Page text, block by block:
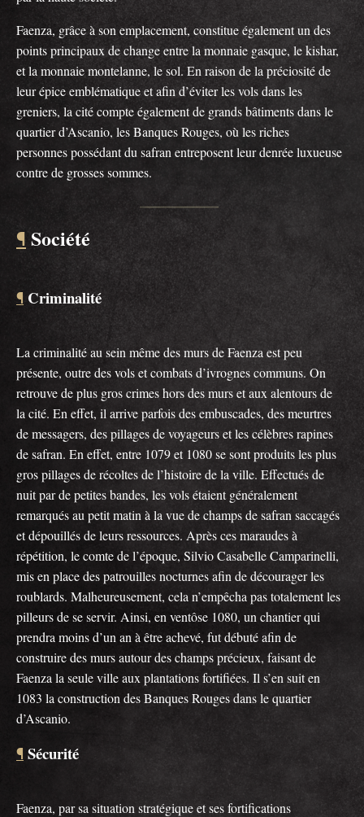
Faenza, grâce à son emplacement, constitue également un des
points principaux de change entre la monnaie gasque, le kishar,
et la monnaie montelanne, le sol. En raison de la préciosité de
leur épice emblématique et afin d’éviter les vols dans les
greniers, la cité compte également de grands bâtiments dans le
quartier d’Ascanio, les Banques Rouges, où les riches
personnes possédant du safran entreposent leur denrée luxueuse
contre de grosses sommes.
¶ Société
¶ Criminalité
La criminalité au sein même des murs de Faenza est peu
présente, outre des vols et combats d’ivrognes communs. On
retrouve de plus gros crimes hors des murs et aux alentours de
la cité. En effet, il arrive parfois des embuscades, des meurtres
de messagers, des pillages de voyageurs et les célèbres rapines
de safran. En effet, entre 1079 et 1080 se sont produits les plus
gros pillages de récoltes de l’histoire de la ville. Effectués de
nuit par de petites bandes, les vols étaient généralement
remarqués au petit matin à la vue de champs de safran saccagés
et dépouillés de leurs ressources. Après ces maraudes à
répétition, le comte de l’époque, Silvio Casabelle Camparinelli,
mis en place des patrouilles nocturnes afin de décourager les
roublards. Malheureusement, cela n’empêcha pas totalement les
pilleurs de se servir. Ainsi, en ventôse 1080, un chantier qui
prendra moins d’un an à être achevé, fut débuté afin de
construire des murs autour des champs précieux, faisant de
Faenza la seule ville aux plantations fortifiées. Il s’en suit en
1083 la construction des Banques Rouges dans le quartier
d’Ascanio.
¶ Sécurité
Faenza, par sa situation stratégique et ses fortifications